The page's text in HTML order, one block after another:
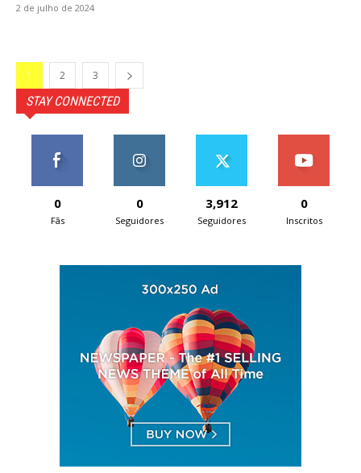
2 de julho de 2024
1 2 3
STAY CONNECTED
0
Fãs
0
Seguidores
3,912
Seguidores
0
Inscritos